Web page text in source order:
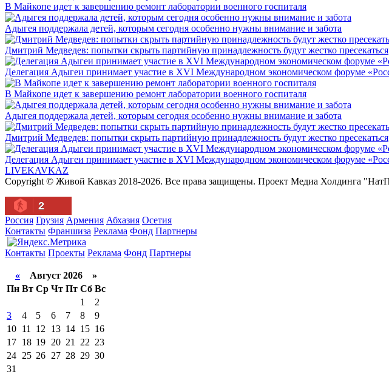
В Майкопе идет к завершению ремонт лаборатории военного госпиталя
Адыгея поддержала детей, которым сегодня особенно нужны внимание и забота
Дмитрий Медведев: попытки скрыть партийную принадлежность будут жестко пресекаться
Делегация Адыгеи принимает участие в XVI Международном экономическом форуме
В Майкопе идет к завершению ремонт лаборатории военного госпиталя
Адыгея поддержала детей, которым сегодня особенно нужны внимание и забота
Дмитрий Медведев: попытки скрыть партийную принадлежность будут жестко пресекаться
Делегация Адыгеи принимает участие в XVI Международном экономическом форуме
LIVEKAVKAZ
Copyright © Живой Кавказ 2018-2026. Все права защищены. Проект Медиа Холдинга
2
Россия Грузия Армения Абхазия Осетия
Контакты Франшиза Реклама Фонд Партнеры
Контакты Проекты Реклама Фонд Партнеры
« Август 2026 »
Пн Вт Ср Чт Пт Сб Вс
1
2
3
4 5 6 7 8
9
10 11 12 13 14 15 16
17 18 19 20 21 22 23
24 25 26 27 28 29 30
31